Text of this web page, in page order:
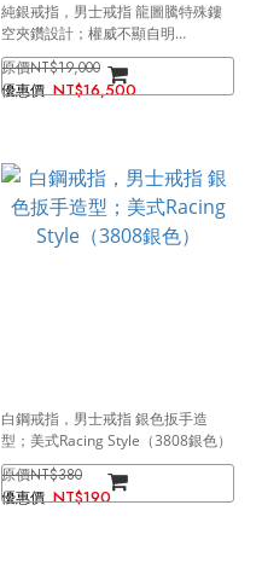
純銀戒指，男士戒指 龍圖騰特殊鏤
空夾鑽設計；權威不顯自明
（0312）
NT$19,000
NT$16,500
白鋼戒指，男士戒指 銀色扳手造
型；美式Racing Style（3808銀色）
NT$380
NT$190